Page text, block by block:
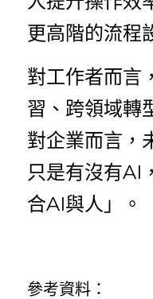
更高階的流程
對工作者而言
習、跨領域轉
對企業而言，
只是有沒有AI
合AI與人」。
參考資料：